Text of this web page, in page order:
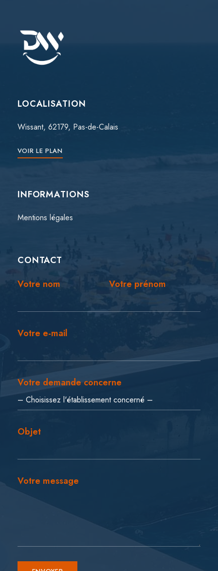
LOCALISATION
Wissant, 62179, Pas-de-Calais
VOIR LE PLAN
INFORMATIONS
Mentions légales
CONTACT
Votre nom
Votre prénom
Votre e-mail
Votre demande concerne
Objet
Votre message